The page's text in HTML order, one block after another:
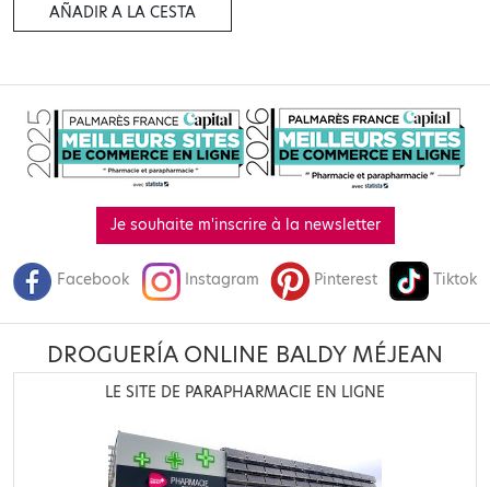
AÑADIR A LA CESTA
Je souhaite m'inscrire à la newsletter
Facebook Instagram Pinterest Tiktok
DROGUERÍA ONLINE BALDY MÉJEAN
LE SITE DE PARAPHARMACIE EN LIGNE